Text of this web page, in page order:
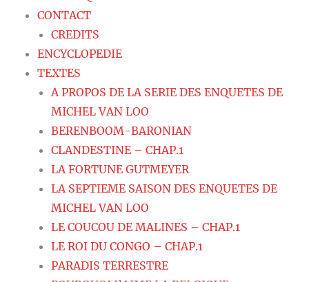
CONTACT
CREDITS
ENCYCLOPEDIE
TEXTES
A PROPOS DE LA SERIE DES ENQUETES DE
MICHEL VAN LOO
BERENBOOM-BARONIAN
CLANDESTINE – CHAP.1
LA FORTUNE GUTMEYER
LA SEPTIEME SAISON DES ENQUETES DE
MICHEL VAN LOO
LE COUCOU DE MALINES – CHAP.1
LE ROI DU CONGO – CHAP.1
PARADIS TERRESTRE